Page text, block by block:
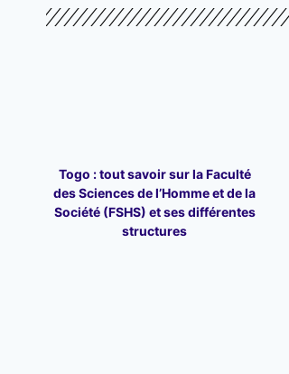
Togo : tout savoir sur la Faculté
des Sciences de l’Homme et de la
Société (FSHS) et ses différentes
structures